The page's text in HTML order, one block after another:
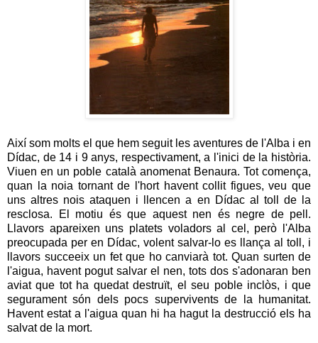
Així som molts el que hem seguit les aventures de l'Alba i en
Dídac, de 14 i 9 anys, respectivament, a l'inici de la història.
Viuen en un poble català anomenat Benaura. Tot comença,
quan la noia tornant de l'hort havent collit figues, veu que
uns altres nois ataquen i llencen a en Dídac al toll de la
resclosa. El motiu és que aquest nen és negre de pell.
Llavors apareixen uns platets voladors al cel, però l'Alba
preocupada per en Dídac, volent salvar-lo es llança al toll, i
llavors succeeix un fet que ho canviarà tot. Quan surten de
l'aigua, havent pogut salvar el nen, tots dos s'adonaran ben
aviat que tot ha quedat destruït, el seu poble inclòs, i que
segurament són dels pocs supervivents de la humanitat.
Havent estat a l'aigua quan hi ha hagut la destrucció els ha
salvat de la mort.